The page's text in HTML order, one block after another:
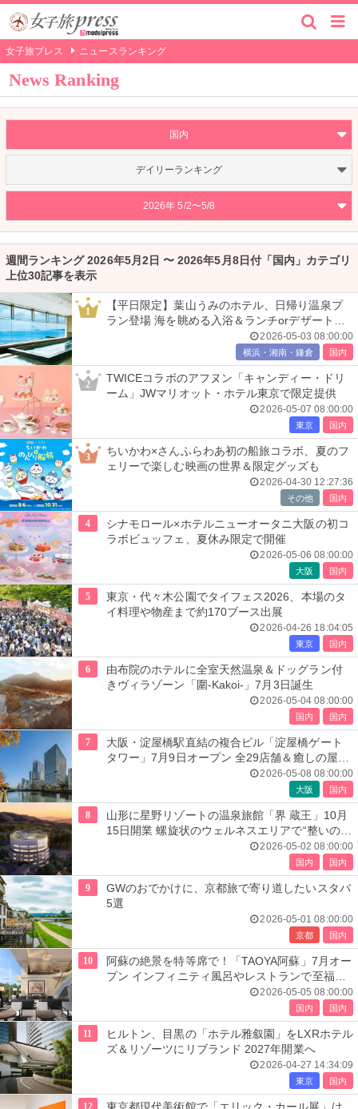
女子旅プレス ニュースランキング
News Ranking
国内
デイリーランキング
2026年 5/2〜5/8
週間ランキング 2026年5月2日 〜 2026年5月8日付「国内」カテゴリ
上位30記事を表示
1
【平日限定】葉山うみのホテル、日帰り温泉プ
ラン登場 海を眺める入浴＆ランチorデザート付
2026-05-03 08:00:00
横浜・湘南・鎌倉 国内
2
TWICEコラボのアフヌン「キャンディー・ドリ
ーム」JWマリオット・ホテル東京で限定提供
2026-05-07 08:00:00
東京 国内
3
ちいかわ×さんふらわあ初の船旅コラボ、夏のフ
ェリーで楽しむ映画の世界＆限定グッズも
2026-04-30 12:27:36
その他 国内
4
シナモロール×ホテルニューオータニ大阪の初コ
ラボビュッフェ、夏休み限定で開催
2026-05-06 08:00:00
大阪 国内
5
東京・代々木公園でタイフェス2026、本場のタ
イ料理や物産まで約170ブース出展
2026-04-26 18:04:05
東京 国内
6
由布院のホテルに全室天然温泉＆ドッグラン付
きヴィラゾーン「圍-Kakoi-」7月3日誕生
2026-05-04 08:00:00
国内 国内
7
大阪・淀屋橋駅直結の複合ビル「淀屋橋ゲート
タワー」7月9日オープン 全29店舗＆癒しの屋上
2026-05-08 08:00:00
大阪 国内
8
山形に星野リゾートの温泉旅館「界 蔵王」10月
15日開業 螺旋状のウェルネスエリアで“整いの頂
2026-05-02 08:00:00
国内 国内
9
GWのおでかけに、京都旅で寄り道したいスタバ
5選
2026-05-01 08:00:00
京都 国内
10
阿蘇の絶景を特等席で！「TAOYA阿蘇」7月オー
プン インフィニティ風呂やレストランで至福の
2026-05-05 08:00:00
国内 国内
11
ヒルトン、目黒の「ホテル雅叙園」をLXRホテル
ズ＆リゾーツにリブランド 2027年開業へ
2026-04-27 14:34:09
東京 国内
12